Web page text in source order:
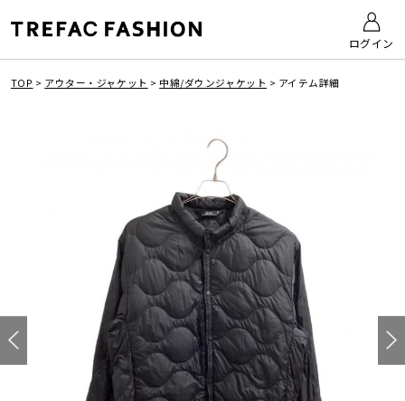
ログイン
TOP > アウター・ジャケット > 中綿/ダウンジャケット > アイテム詳細